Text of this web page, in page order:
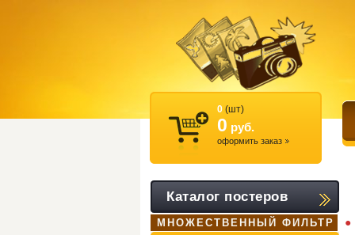
0 (шт)
0 руб.
оформить заказ
Каталог постеров
МНОЖЕСТВЕННЫЙ ФИЛЬТР ●